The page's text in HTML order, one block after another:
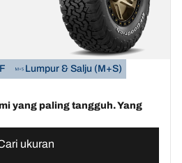
Lumpur & Salju (M+S)
yang paling tangguh. Yang
ukuran